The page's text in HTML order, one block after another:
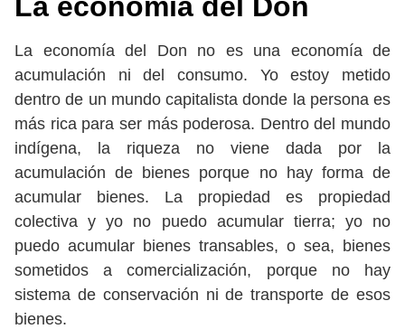
La economía del Don no es una economía de
acumulación ni del consumo. Yo estoy metido
dentro de un mundo capitalista donde la persona es
más rica para ser más poderosa. Dentro del mundo
indígena, la riqueza no viene dada por la
acumulación de bienes porque no hay forma de
acumular bienes. La propiedad es propiedad
colectiva y yo no puedo acumular tierra; yo no
puedo acumular bienes transables, o sea, bienes
sometidos a comercialización, porque no hay
sistema de conservación ni de transporte de esos
bienes.